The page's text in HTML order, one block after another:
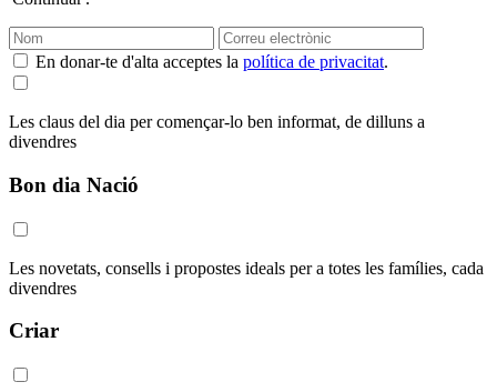
En donar-te d'alta acceptes la política de privacitat.
Les claus del dia per començar-lo ben informat, de dilluns a
divendres
Bon dia Nació
Les novetats, consells i propostes ideals per a totes les famílies, cada
divendres
Criar